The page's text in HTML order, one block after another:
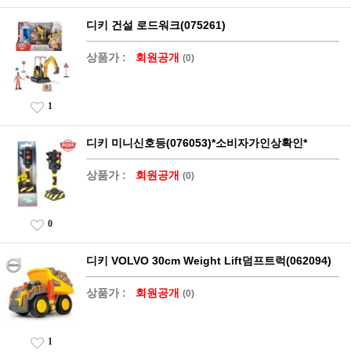
디키 건설 로드워크(075261)
상품가 : 회원공개 (0)
1
디키 미니신호등(076053)*소비자가인상확인*
상품가 : 회원공개 (0)
0
디키 VOLVO 30cm Weight Lift덤프트럭(062094)
상품가 : 회원공개 (0)
1